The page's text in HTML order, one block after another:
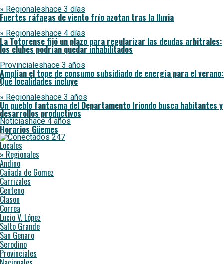
» Regionaleshace 3 días
Fuertes ráfagas de viento frío azotan tras la lluvia
» Regionaleshace 4 días
La Totorense fijó un plazo para regularizar las deudas arbitrales:
los clubes podrían quedar inhabilitados
Provincialeshace 3 años
Amplían el tope de consumo subsidiado de energía para el verano:
Qué localidades incluye
» Regionaleshace 3 años
Un pueblo fantasma del Departamento Iriondo busca habitantes y
desarrollos productivos
Noticiashace 4 años
Horarios Güemes
Locales
» Regionales
Andino
Cañada de Gomez
Carrizales
Centeno
Clason
Correa
Lucio V. López
Salto Grande
San Genaro
Serodino
Provinciales